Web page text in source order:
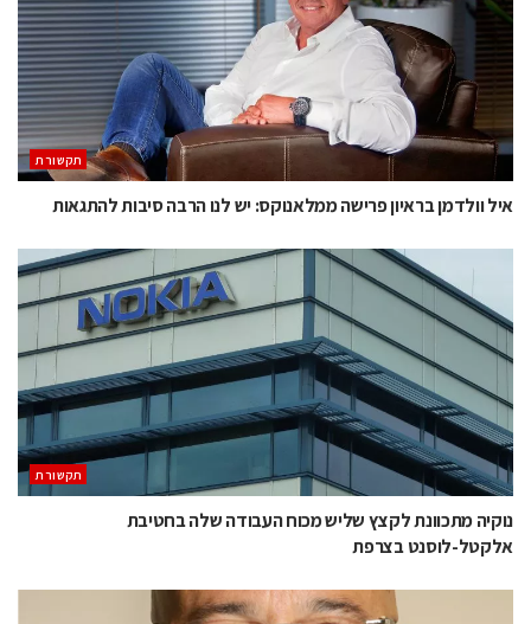
תקשורת
איל וולדמן בראיון פרישה ממלאנוקס: יש לנו הרבה סיבות להתגאות
תקשורת
נוקיה מתכוונת לקצץ שליש מכוח העבודה שלה בחטיבת
אלקטל-לוסנט בצרפת